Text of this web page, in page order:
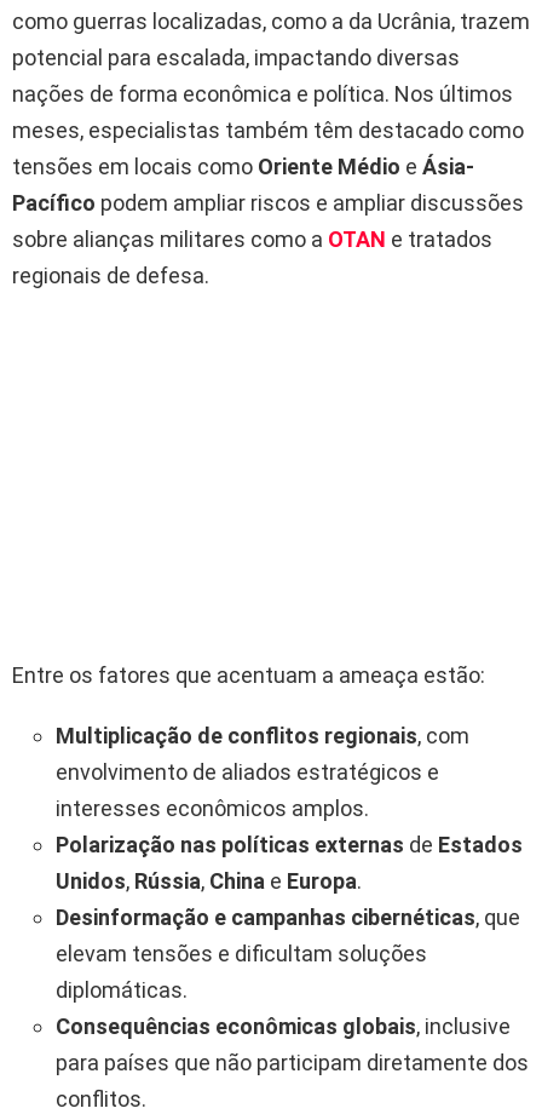
como guerras localizadas, como a da Ucrânia, trazem
potencial para escalada, impactando diversas
nações de forma econômica e política. Nos últimos
meses, especialistas também têm destacado como
tensões em locais como Oriente Médio e Ásia-
Pacífico podem ampliar riscos e ampliar discussões
sobre alianças militares como a OTAN e tratados
regionais de defesa.
Entre os fatores que acentuam a ameaça estão:
Multiplicação de conflitos regionais, com
envolvimento de aliados estratégicos e
interesses econômicos amplos.
Polarização nas políticas externas de Estados
Unidos, Rússia, China e Europa.
Desinformação e campanhas cibernéticas, que
elevam tensões e dificultam soluções
diplomáticas.
Consequências econômicas globais, inclusive
para países que não participam diretamente dos
conflitos.